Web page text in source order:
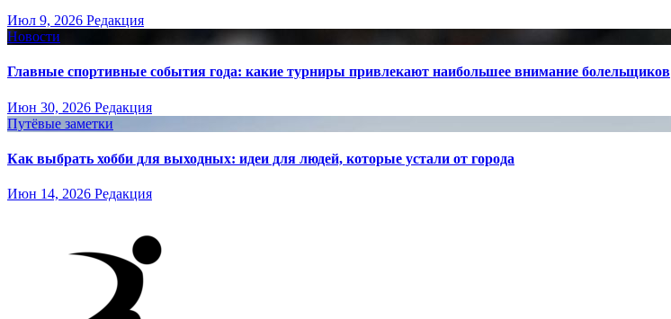
Июл 9, 2026 Редакция
Новости
Главные спортивные события года: какие турниры привлекают наибольшее внимание болельщиков
Июн 30, 2026 Редакция
Путёвые заметки
Как выбрать хобби для выходных: идеи для людей, которые устали от города
Июн 14, 2026 Редакция